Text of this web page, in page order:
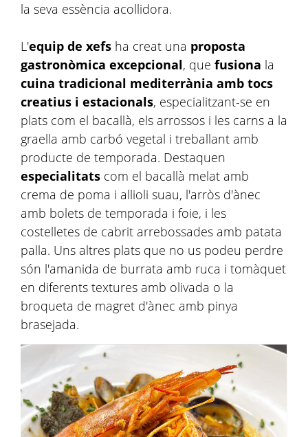
la seva essència acollidora.
L'equip de xefs ha creat una proposta
gastronòmica excepcional, que fusiona la
cuina tradicional mediterrània amb tocs
creatius i estacionals, especialitzant-se en
plats com el bacallà, els arrossos i les carns a la
graella amb carbó vegetal i treballant amb
producte de temporada. Destaquen
especialitats com el bacallà melat amb
crema de poma i allioli suau, l'arròs d'ànec
amb bolets de temporada i foie, i les
costelletes de cabrit arrebossades amb patata
palla. Uns altres plats que no us podeu perdre
són l'amanida de burrata amb ruca i tomàquet
en diferents textures amb olivada o la
broqueta de magret d'ànec amb pinya
brasejada.